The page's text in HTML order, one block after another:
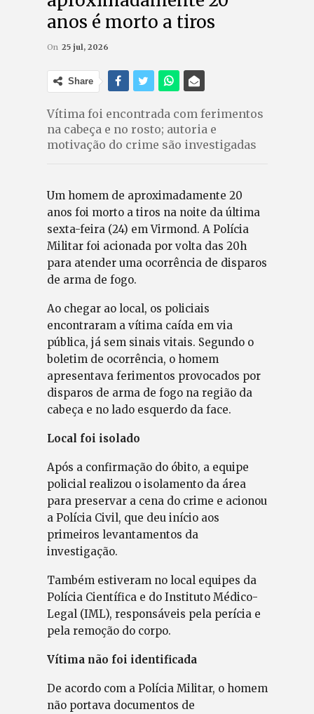
anos é morto a tiros
On 25 jul, 2026
Share
Vítima foi encontrada com ferimentos
na cabeça e no rosto; autoria e
motivação do crime são investigadas
Um homem de aproximadamente 20
anos foi morto a tiros na noite da última
sexta-feira (24) em Virmond. A Polícia
Militar foi acionada por volta das 20h
para atender uma ocorrência de disparos
de arma de fogo.
Ao chegar ao local, os policiais
encontraram a vítima caída em via
pública, já sem sinais vitais. Segundo o
boletim de ocorrência, o homem
apresentava ferimentos provocados por
disparos de arma de fogo na região da
cabeça e no lado esquerdo da face.
Local foi isolado
Após a confirmação do óbito, a equipe
policial realizou o isolamento da área
para preservar a cena do crime e acionou
a Polícia Civil, que deu início aos
primeiros levantamentos da
investigação.
Também estiveram no local equipes da
Polícia Científica e do Instituto Médico-
Legal (IML), responsáveis pela perícia e
pela remoção do corpo.
Vítima não foi identificada
De acordo com a Polícia Militar, o homem
não portava documentos de